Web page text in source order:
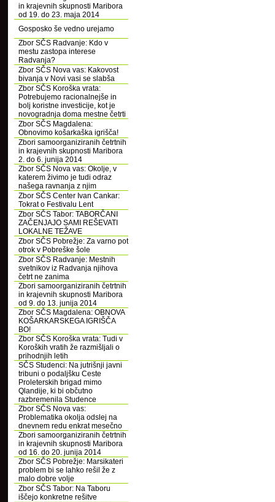
in krajevnih skupnosti Maribora
od 19. do 23. maja 2014
Gosposko še vedno urejamo
Zbor SČS Radvanje: Kdo v
mestu zastopa interese
Radvanja?
Zbor SČS Nova vas: Kakovost
bivanja v Novi vasi se slabša
Zbor SČS Koroška vrata:
Potrebujemo racionalnejše in
bolj koristne investicije, kot je
novogradnja doma mestne četrti
Zbor SČS Magdalena:
Obnovimo košarkaška igrišča!
Zbori samoorganiziranih četrtnih
in krajevnih skupnosti Maribora
2. do 6. junija 2014
Zbor SČS Nova vas: Okolje, v
katerem živimo je tudi odraz
našega ravnanja z njim
Zbor SČS Center Ivan Cankar:
Tokrat o Festivalu Lent
Zbor SČS Tabor: TABORČANI
ZAČENJAJO SAMI REŠEVATI
LOKALNE TEŽAVE
Zbor SČS Pobrežje: Za varno pot
otrok v Pobreške šole
Zbor SČS Radvanje: Mestnih
svetnikov iz Radvanja njihova
četrt ne zanima
Zbori samoorganiziranih četrtnih
in krajevnih skupnosti Maribora
od 9. do 13. junija 2014
Zbor SČS Magdalena: OBNOVA
KOŠARKARSKEGA IGRIŠČA
BO!
Zbor SČS Koroška vrata: Tudi v
Koroških vratih že razmišljali o
prihodnjih letih
SČS Studenci: Na jutrišnji javni
tribuni o podaljšku Ceste
Proleterskih brigad mimo
Qlandije, ki bi občutno
razbremenila Studence
Zbor SČS Nova vas:
Problematika okolja odslej na
dnevnem redu enkrat mesečno
Zbori samoorganiziranih četrtnih
in krajevnih skupnosti Maribora
od 16. do 20. junija 2014
Zbor SČS Pobrežje: Marsikateri
problem bi se lahko rešil že z
malo dobre volje
Zbor SČS Tabor: Na Taboru
iščejo konkretne rešitve